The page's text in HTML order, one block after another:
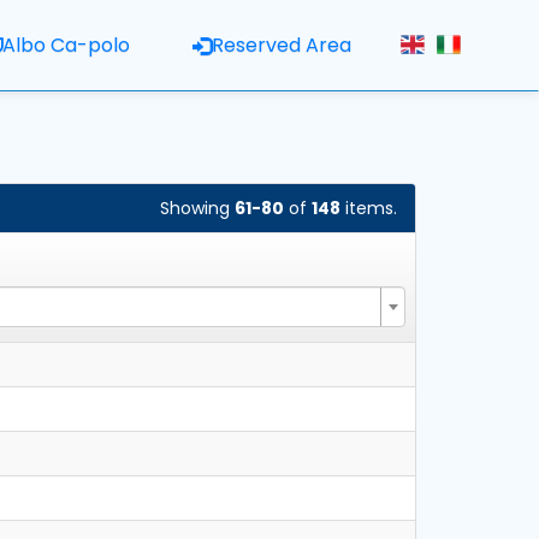
Albo Ca-polo Reserved Area
Showing 61-80 of 148 items.